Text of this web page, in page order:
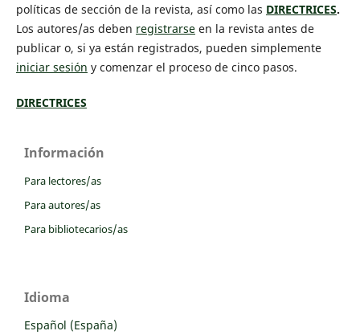
políticas de sección de la revista, así como las DIRECTRICES.
Los autores/as deben registrarseen la revista antes de
publicar o, si ya están registrados, pueden simplemente
iniciar sesión y comenzar el proceso de cinco pasos.
DIRECTRICES
Información
Para lectores/as
Para autores/as
Para bibliotecarios/as
Idioma
Español (España)